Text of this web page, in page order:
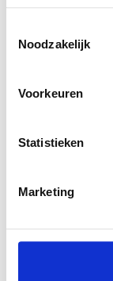
We gebruiken
verstrekt of die
Noodzakelijk
Voorkeuren
Statistieken
Marketing